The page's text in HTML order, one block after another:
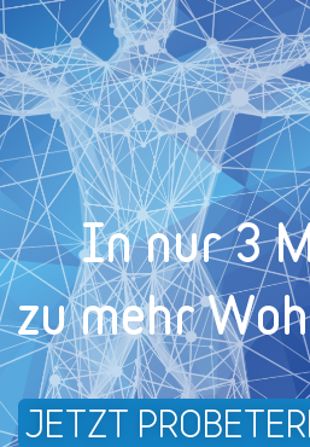
In nur 3
zu mehr
JETZT